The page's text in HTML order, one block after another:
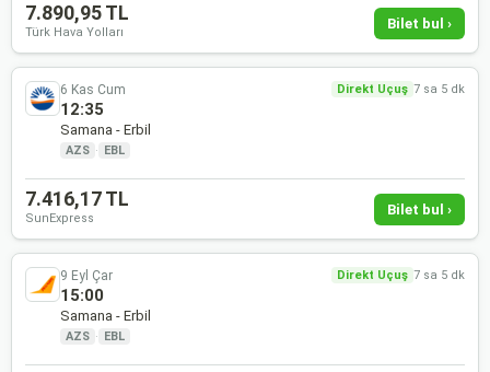
7.890,95 TL
Türk Hava Yolları
Bilet bul ›
6 Kas Cum Direkt Uçuş 7 sa 5 dk
12:35
Samana - Erbil
AZS · EBL
7.416,17 TL
SunExpress
Bilet bul ›
9 Eyl Çar Direkt Uçuş 7 sa 5 dk
15:00
Samana - Erbil
AZS · EBL